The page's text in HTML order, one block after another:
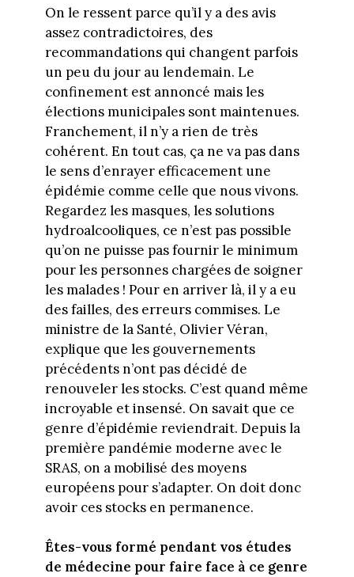
On le ressent parce qu’il y a des avis
assez contradictoires, des
recommandations qui changent parfois
un peu du jour au lendemain. Le
confinement est annoncé mais les
élections municipales sont maintenues.
Franchement, il n’y a rien de très
cohérent. En tout cas, ça ne va pas dans
le sens d’enrayer efficacement une
épidémie comme celle que nous vivons.
Regardez les masques, les solutions
hydroalcooliques, ce n’est pas possible
qu’on ne puisse pas fournir le minimum
pour les personnes chargées de soigner
les malades ! Pour en arriver là, il y a eu
des failles, des erreurs commises. Le
ministre de la Santé, Olivier Véran,
explique que les gouvernements
précédents n’ont pas décidé de
renouveler les stocks. C’est quand même
incroyable et insensé. On savait que ce
genre d’épidémie reviendrait. Depuis la
première pandémie moderne avec le
SRAS, on a mobilisé des moyens
européens pour s’adapter. On doit donc
avoir ces stocks en permanence.
Êtes-vous formé pendant vos études
de médecine pour faire face à ce genre